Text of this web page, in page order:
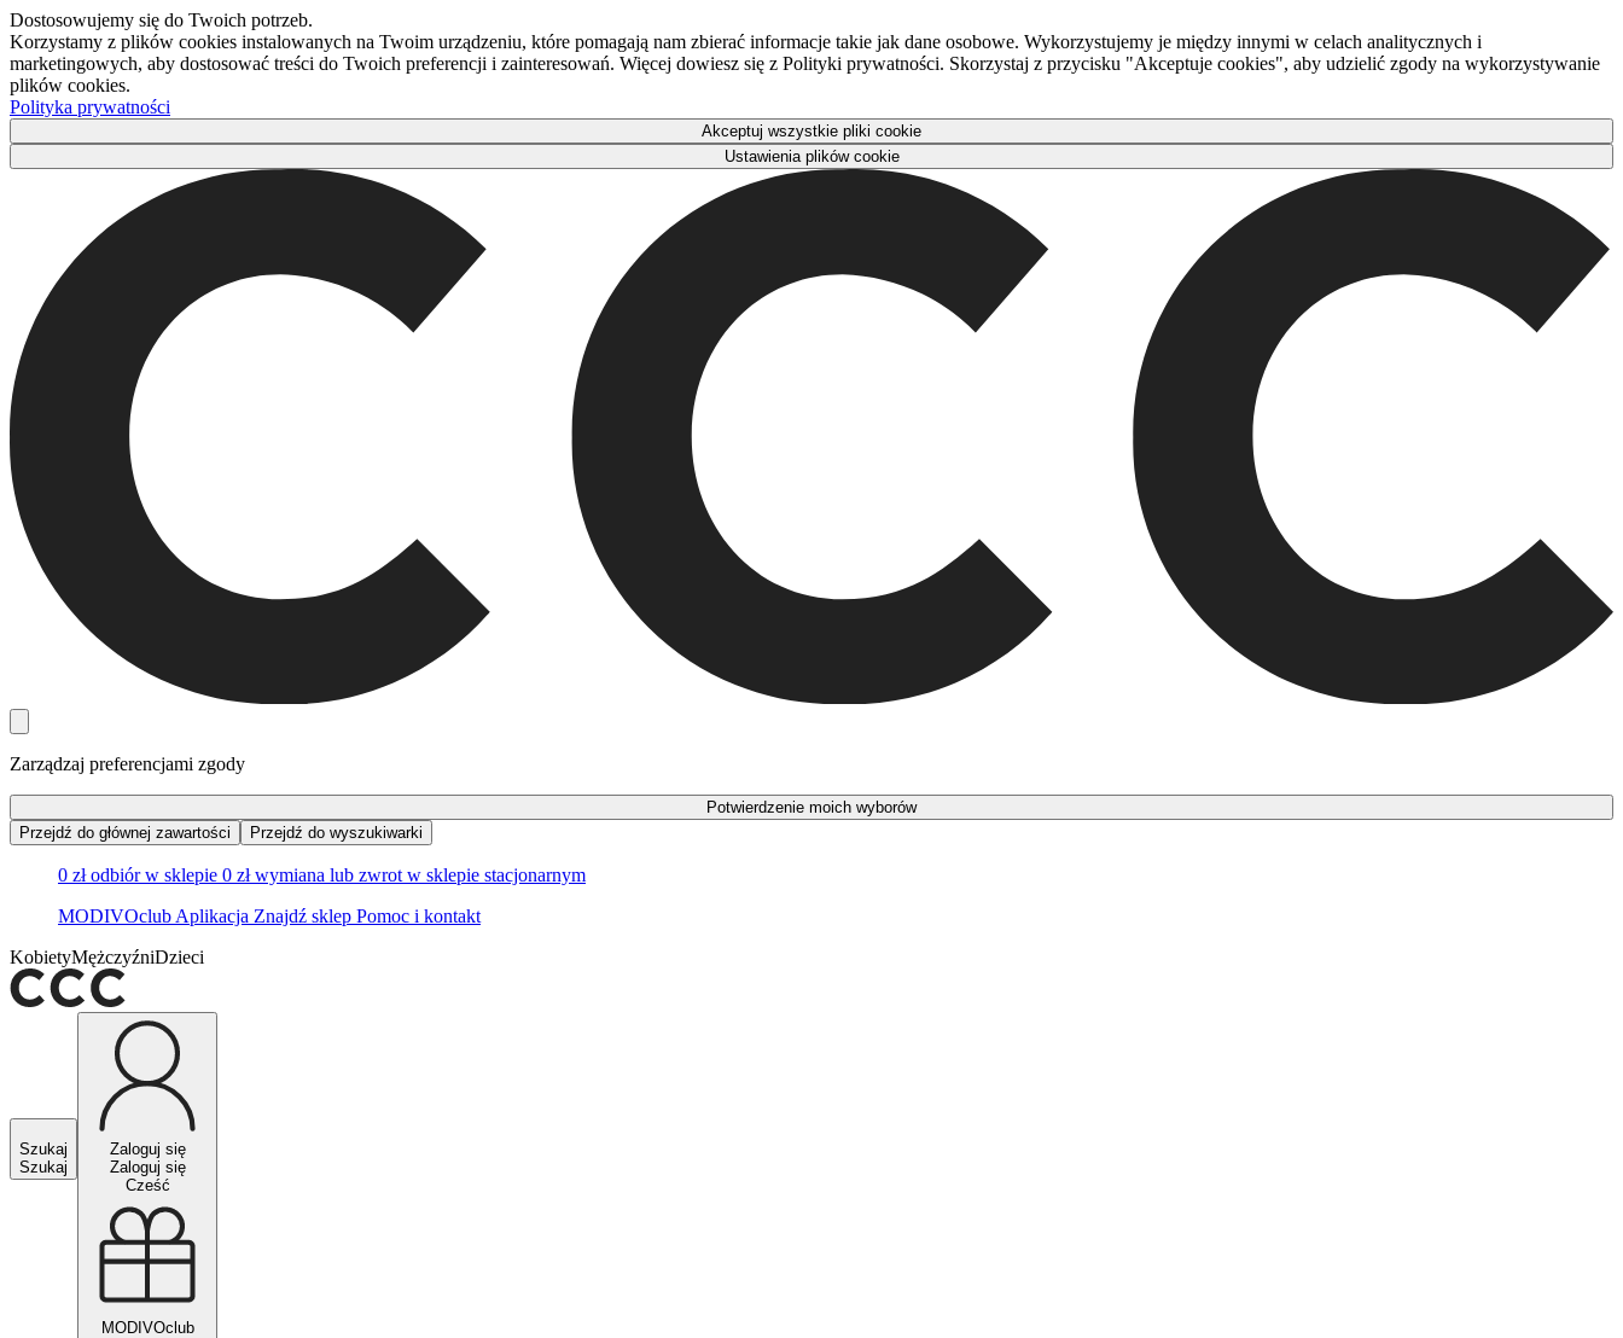
Dostosowujemy się do Twoich potrzeb.
Korzystamy z plików cookies instalowanych na Twoim urządzeniu, które pomagają nam zbierać informacje takie jak dane osobowe. Wykorzystujemy je między innymi w celach analitycznych i
marketingowych, aby dostosować treści do Twoich preferencji i zainteresowań. Więcej dowiesz się z Polityki prywatności. Skorzystaj z przycisku "Akceptuje cookies", aby udzielić zgody na wykorzystywanie
plików cookies.
Polityka prywatności
Akceptuj wszystkie pliki cookie
Ustawienia plików cookie
Zarządzaj preferencjami zgody
Potwierdzenie moich wyborów
Przejdź do głównej zawartości
Przejdź do wyszukiwarki
0 zł odbiór w sklepie 0 zł wymiana lub zwrot w sklepie stacjonarnym
MODIVOclub Aplikacja Znajdź sklep Pomoc i kontakt
KobietyMężczyźniDzieci
Szukaj
Szukaj
Zaloguj się
Zaloguj się
Cześć
MODIVOclub